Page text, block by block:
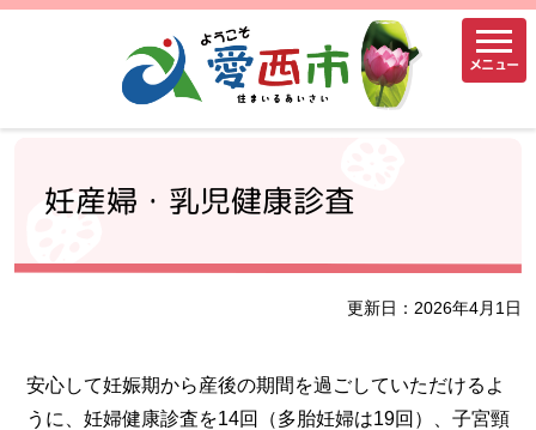
メニュー
妊産婦・乳児健康診査
更新日：2026年4月1日
安心して妊娠期から産後の期間を過ごしていただけるよ
うに、妊婦健康診査を14回（多胎妊婦は19回）、子宮頸